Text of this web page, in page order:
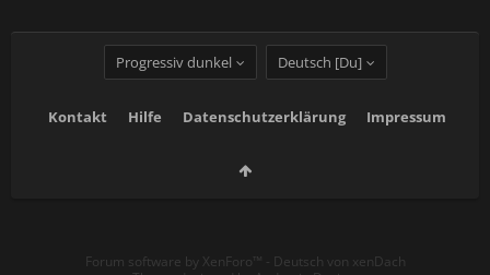
Progressiv dunkel Deutsch [Du]
Kontakt Hilfe Datenschutzerklärung Impressum
Forum software by XenForo™ - Deutsch von xenDach